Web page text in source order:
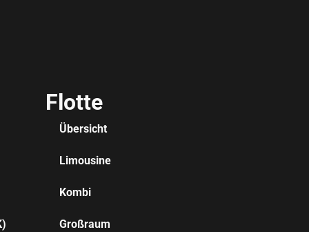
Flotte
Übersicht
Limousine
Kombi
Großraum